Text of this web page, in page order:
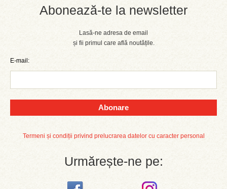
Abonează-te la newsletter
Lasă-ne adresa de email
și fii primul care află noutățile.
E-mail:
Abonare
Termeni și condiții privind prelucrarea datelor cu caracter personal
Urmărește-ne pe: